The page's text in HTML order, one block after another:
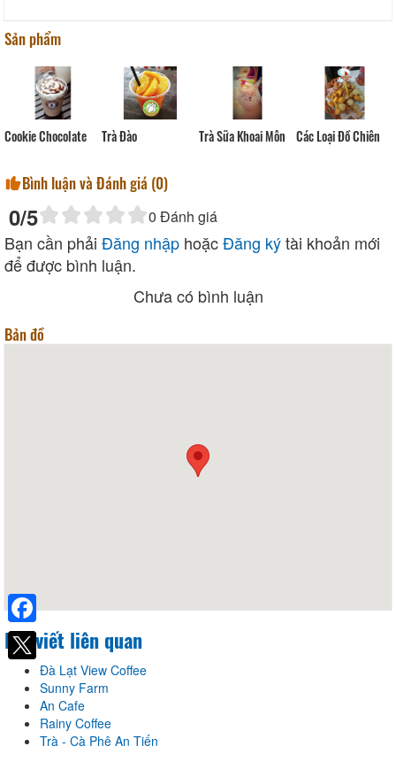
Sản phẩm
Cookie Chocolate Trà Đào Trà Sữa Khoai Môn Các Loại Đồ Chiên
Bình luận và Đánh giá (0)
0/5 0 Đánh giá
Bạn cần phải Đăng nhập hoặcĐăng kýtài khoản mới
để được bình luận.
Chưa có bình luận
Bản đồ
Bài viết liên quan
Đà Lạt View Coffee
Sunny Farm
An Cafe
Rainy Coffee
Trà - Cà Phê An Tiến
Facebook